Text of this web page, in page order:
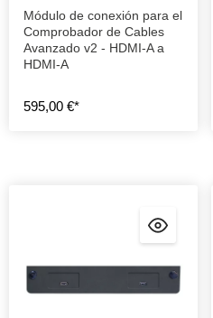
Módulo de conexión para el
Comprobador de Cables
Avanzado v2 - HDMI-A a
HDMI-A
595,00 €*